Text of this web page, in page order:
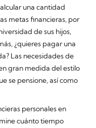
una cantidad
metas financieras, por
de sus hijos,
¿quieres pagar una
Las necesidades de
gran medida del estilo
se pensione, así como
personales en
cuánto tiempo